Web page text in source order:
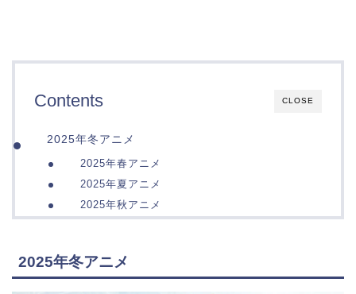
CLOSE
Contents
2025年冬アニメ
2025年春アニメ
2025年夏アニメ
2025年秋アニメ
2025年冬アニメ